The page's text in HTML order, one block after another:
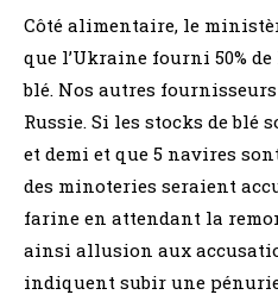
Côté alimentaire, le
que l’Ukraine fourni 50%
blé. Nos autres
Russie. Si les stocks de blé
et demi et que 5 navires
des minoteries seraient
farine en attendant la
ainsi allusion aux
indiquent subir une